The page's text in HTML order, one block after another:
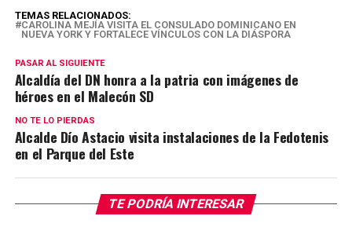
TEMAS RELACIONADOS:
CAROLINA MEJÍA VISITA EL CONSULADO DOMINICANO EN
NUEVA YORK Y FORTALECE VÍNCULOS CON LA DIÁSPORA
PASAR AL SIGUIENTE
Alcaldía del DN honra a la patria con imágenes de
héroes en el Malecón SD
NO TE LO PIERDAS
Alcalde Dío Astacio visita instalaciones de la Fedotenis
en el Parque del Este
TE PODRÍA INTERESAR